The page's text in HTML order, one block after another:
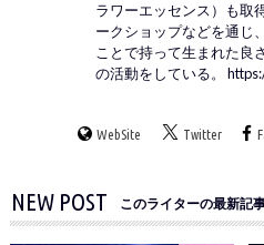
ラワーエッセンス）も取
ークショップなどを通じ
ことで持って生まれた良
の活動をしている。
WebSite Twitter
NEW POST このライターの最新記